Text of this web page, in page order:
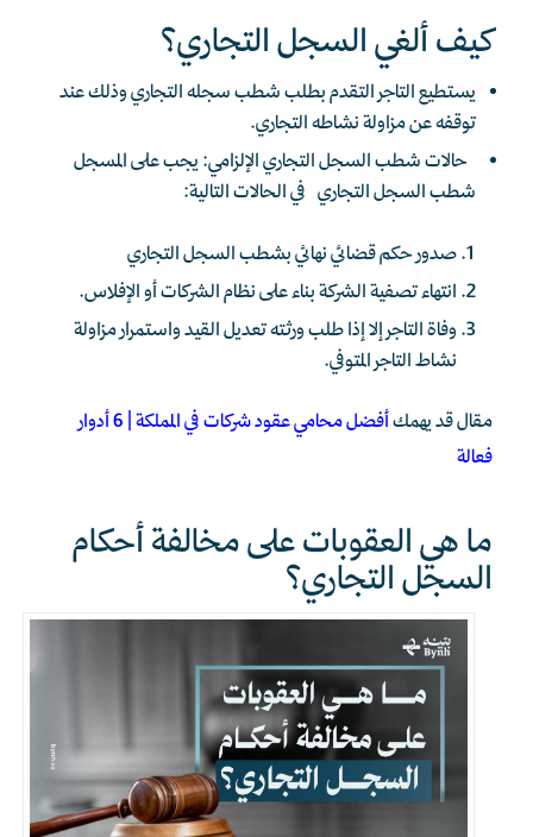
كيف ألغي السجل التجاري؟
يستطيع التاجر التقدم بطلب شطب سجله التجاري وذلك عند
توقفه عن مزاولة نشاطه التجاري.
حالات شطب السجل التجاري الإلزامي: يجب على المسجل
شطب السجل التجاري في الحالات التالية:
صدور حكم قضائي نهائي بشطب السجل التجاري
انتهاء تصفية الشركة بناء على نظام الشركات أو الإفلاس.
وفاة التاجر إلا إذا طلب ورثته تعديل القيد واستمرار مزاولة
نشاط التاجر المتوفي.
مقال قد يهمك
أفضل محامي عقود شركات في المملكة | 6 أدوار
فعالة
ما هي العقوبات على مخالفة أحكام
السجل التجاري؟